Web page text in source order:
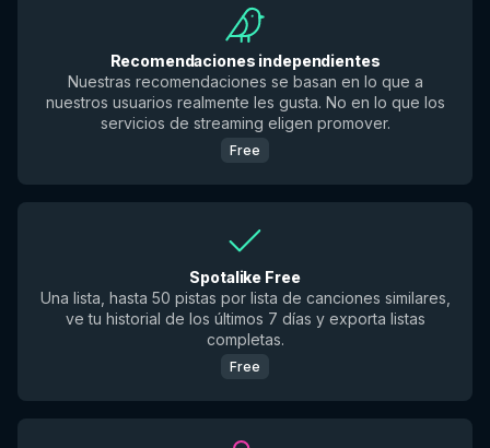
Recomendaciones independientes
Nuestras recomendaciones se basan en lo que a
nuestros usuarios realmente les gusta. No en lo que los
servicios de streaming eligen promover.
Free
Spotalike Free
Una lista, hasta 50 pistas por lista de canciones similares,
ve tu historial de los últimos 7 días y exporta listas
completas.
Free